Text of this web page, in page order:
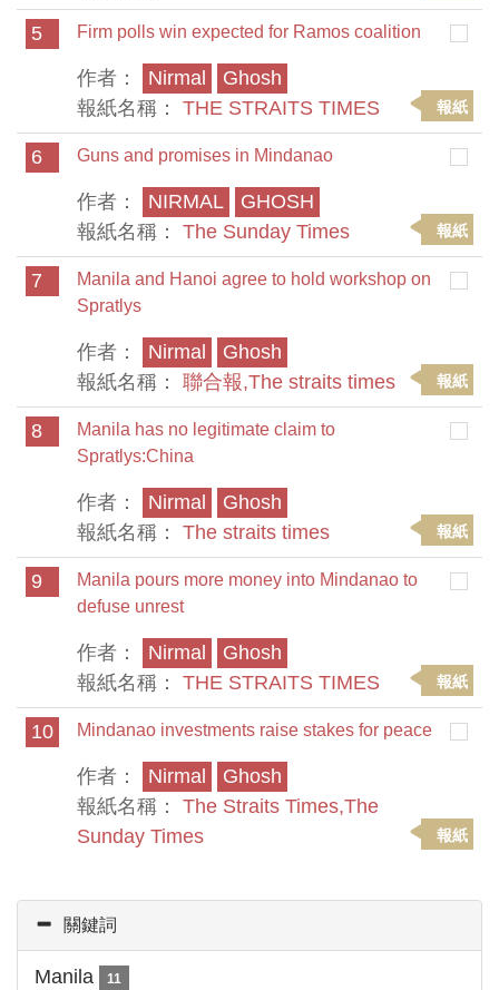
5 Firm polls win expected for Ramos coalition
作者： Nirmal
Ghosh
報紙名稱： THE STRAITS TIMES 報紙
6 Guns and promises in Mindanao
作者： NIRMAL
GHOSH
報紙名稱： The Sunday Times 報紙
7
Manila and Hanoi agree to hold workshop on
Spratlys
作者： Nirmal
Ghosh
報紙名稱： 聯合報,The straits times 報紙
8
Manila has no legitimate claim to
Spratlys:China
作者： Nirmal
Ghosh
報紙名稱： The straits times 報紙
9
Manila pours more money into Mindanao to
defuse unrest
作者： Nirmal
Ghosh
報紙名稱： THE STRAITS TIMES 報紙
10 Mindanao investments raise stakes for peace
作者： Nirmal
Ghosh
報紙名稱： The Straits Times,The
Sunday Times
報紙
關鍵詞
Manila 11